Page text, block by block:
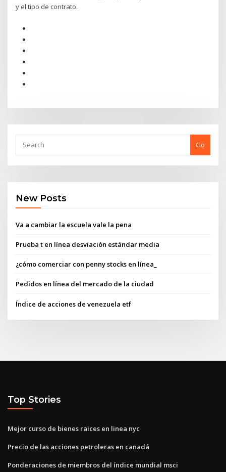
y el tipo de contrato.
Go
New Posts
Va a cambiar la escuela vale la pena
Prueba t en línea desviación estándar media
¿cómo comerciar con penny stocks en línea_
Pedidos en línea del mercado de la ciudad
Índice de acciones de venezuela etf
Top Stories
Mejor curso de bienes raices en linea nyc
Precio de las acciones petroleras en canadá
Ponderaciones de miembros del índice mundial msci